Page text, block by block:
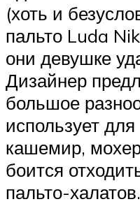
(хоть и
пальто Luda
они девушке
Дизайнер
большое
использует
кашемир,
боится
пальто-халатов.